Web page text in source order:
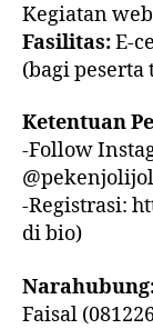
Kegiatan
Fasilitas:E-
(bagi
Ketentuan
-Follow
-Registrasi:
di bio)
Faisal